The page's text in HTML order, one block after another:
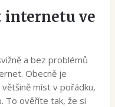
internetu ve
a bez problémů
Obecně je
většině míst v pořádku,
To ověříte tak, že si